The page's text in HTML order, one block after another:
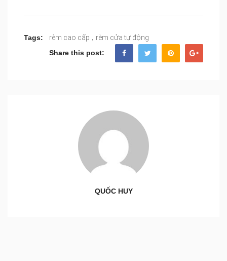
Tags: rèm cao cấp , rèm cửa tự động
Share this post:
QUỐC HUY